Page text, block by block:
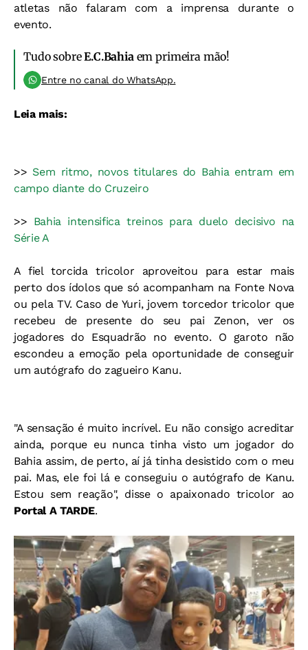
atletas não falaram com a imprensa durante o
evento.
Tudo sobreE.C.Bahiaem primeira mão!
Entre no canal do WhatsApp.
Leia mais:
>> Sem ritmo, novos titulares do Bahia entram em
campo diante do Cruzeiro
>> Bahia intensifica treinos para duelo decisivo na
Série A
A fiel torcida tricolor aproveitou para estar mais
perto dos ídolos que só acompanham na Fonte Nova
ou pela TV. Caso de Yuri, jovem torcedor tricolor que
recebeu de presente do seu pai Zenon, ver os
jogadores do Esquadrão no evento. O garoto não
escondeu a emoção pela oportunidade de conseguir
um autógrafo do zagueiro Kanu.
"A sensação é muito incrível. Eu não consigo acreditar
ainda, porque eu nunca tinha visto um jogador do
Bahia assim, de perto, aí já tinha desistido com o meu
pai. Mas, ele foi lá e conseguiu o autógrafo de Kanu.
Estou sem reação", disse o apaixonado tricolor ao
Portal A TARDE.